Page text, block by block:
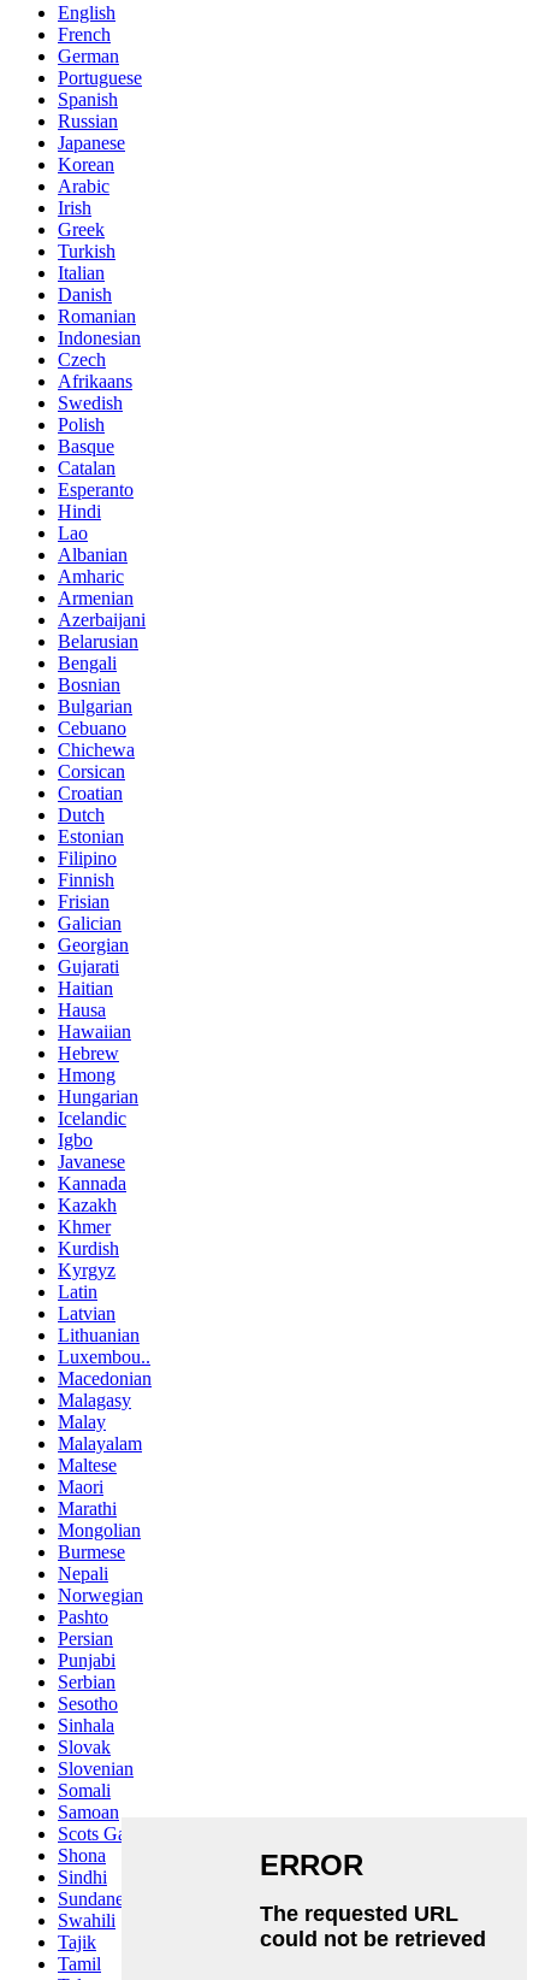
English
French
German
Portuguese
Spanish
Russian
Japanese
Korean
Arabic
Irish
Greek
Turkish
Italian
Danish
Romanian
Indonesian
Czech
Afrikaans
Swedish
Polish
Basque
Catalan
Esperanto
Hindi
Lao
Albanian
Amharic
Armenian
Azerbaijani
Belarusian
Bengali
Bosnian
Bulgarian
Cebuano
Chichewa
Corsican
Croatian
Dutch
Estonian
Filipino
Finnish
Frisian
Galician
Georgian
Gujarati
Haitian
Hausa
Hawaiian
Hebrew
Hmong
Hungarian
Icelandic
Igbo
Javanese
Kannada
Kazakh
Khmer
Kurdish
Kyrgyz
Latin
Latvian
Lithuanian
Luxembou..
Macedonian
Malagasy
Malay
Malayalam
Maltese
Maori
Marathi
Mongolian
Burmese
Nepali
Norwegian
Pashto
Persian
Punjabi
Serbian
Sesotho
Sinhala
Slovak
Slovenian
Somali
Samoan
Scots Gaelic
Shona
Sindhi
Sundanese
Swahili
Tajik
Tamil